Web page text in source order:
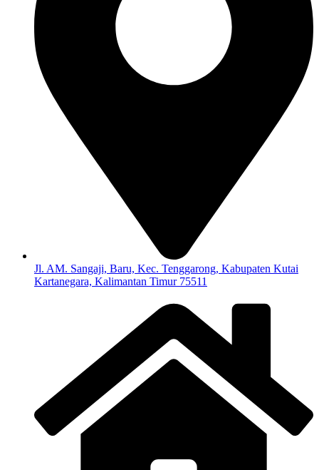
Jl. AM. Sangaji, Baru, Kec. Tenggarong, Kabupaten Kutai
Kartanegara, Kalimantan Timur 75511